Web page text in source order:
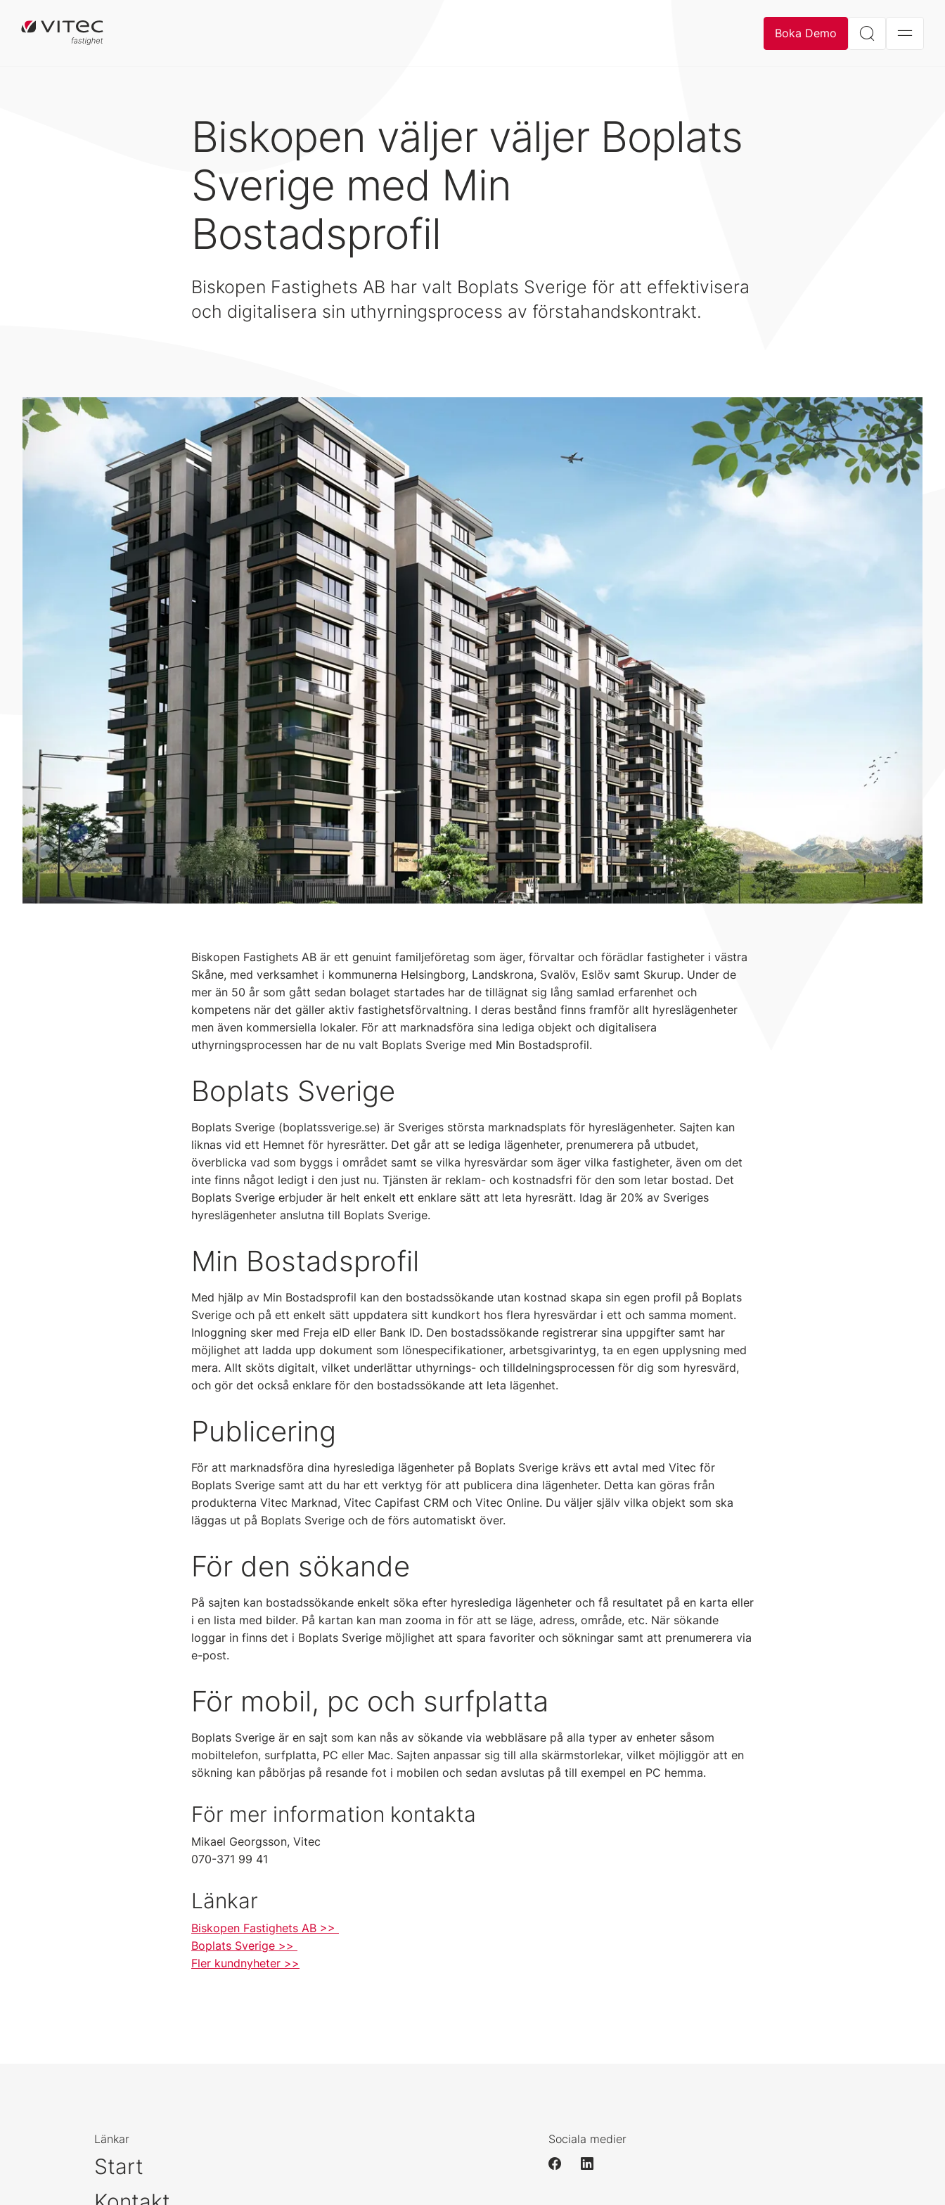
Boka Demo
Biskopen väljer väljer Boplats
Sverige med Min
Bostadsprofil
Biskopen Fastighets AB har valt Boplats Sverige för att effektivisera
och digitalisera sin uthyrningsprocess av förstahandskontrakt.
Biskopen Fastighets AB är ett genuint familjeföretag som äger, förvaltar och förädlar fastigheter i västra
Skåne, med verksamhet i kommunerna Helsingborg, Landskrona, Svalöv, Eslöv samt Skurup. Under de
mer än 50 år som gått sedan bolaget startades har de tillägnat sig lång samlad erfarenhet och
kompetens när det gäller aktiv fastighetsförvaltning. I deras bestånd finns framför allt hyreslägenheter
men även kommersiella lokaler. För att marknadsföra sina lediga objekt och digitalisera
uthyrningsprocessen har de nu valt Boplats Sverige med Min Bostadsprofil.
Boplats Sverige
Boplats Sverige (boplatssverige.se) är Sveriges största marknadsplats för hyreslägenheter. Sajten kan
liknas vid ett Hemnet för hyresrätter. Det går att se lediga lägenheter, prenumerera på utbudet,
överblicka vad som byggs i området samt se vilka hyresvärdar som äger vilka fastigheter, även om det
inte finns något ledigt i den just nu. Tjänsten är reklam- och kostnadsfri för den som letar bostad. Det
Boplats Sverige erbjuder är helt enkelt ett enklare sätt att leta hyresrätt. Idag är 20% av Sveriges
hyreslägenheter anslutna till Boplats Sverige.
Min Bostadsprofil
Med hjälp av Min Bostadsprofil kan den bostadssökande utan kostnad skapa sin egen profil på Boplats
Sverige och på ett enkelt sätt uppdatera sitt kundkort hos flera hyresvärdar i ett och samma moment.
Inloggning sker med Freja eID eller Bank ID. Den bostadssökande registrerar sina uppgifter samt har
möjlighet att ladda upp dokument som lönespecifikationer, arbetsgivarintyg, ta en egen upplysning med
mera. Allt sköts digitalt, vilket underlättar uthyrnings- och tilldelningsprocessen för dig som hyresvärd,
och gör det också enklare för den bostadssökande att leta lägenhet.
Publicering
För att marknadsföra dina hyreslediga lägenheter på Boplats Sverige krävs ett avtal med Vitec för
Boplats Sverige samt att du har ett verktyg för att publicera dina lägenheter. Detta kan göras från
produkterna Vitec Marknad, Vitec Capifast CRM och Vitec Online. Du väljer själv vilka objekt som ska
läggas ut på Boplats Sverige och de förs automatiskt över.
För den sökande
På sajten kan bostadssökande enkelt söka efter hyreslediga lägenheter och få resultatet på en karta eller
i en lista med bilder. På kartan kan man zooma in för att se läge, adress, område, etc. När sökande
loggar in finns det i Boplats Sverige möjlighet att spara favoriter och sökningar samt att prenumerera via
e-post.
För mobil, pc och surfplatta
Boplats Sverige är en sajt som kan nås av sökande via webbläsare på alla typer av enheter såsom
mobiltelefon, surfplatta, PC eller Mac. Sajten anpassar sig till alla skärmstorlekar, vilket möjliggör att en
sökning kan påbörjas på resande fot i mobilen och sedan avslutas på till exempel en PC hemma.
För mer information kontakta
Mikael Georgsson, Vitec
070-371 99 41
Länkar
Biskopen Fastighets AB >>
Boplats Sverige >>
Fler kundnyheter >>
Länkar
Start
Sociala medier